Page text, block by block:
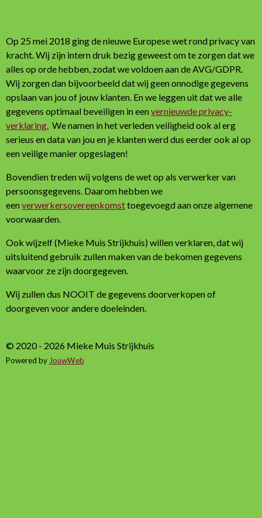
Op 25 mei 2018 ging de nieuwe Europese wet rond privacy van
kracht. Wij zijn intern druk bezig geweest om te zorgen dat we
alles op orde hebben, zodat we voldoen aan de AVG/GDPR.
Wij zorgen dan bijvoorbeeld dat wij geen onnodige gegevens
opslaan van jou of jouw klanten. En we leggen uit dat we alle
gegevens optimaal beveiligen in eenvernieuwde privacy-
verklaring. We namen in het verleden veiligheid ook al erg
serieus en data van jou en je klanten werd dus eerder ook al op
een veilige manier opgeslagen!
Bovendien treden wij volgens de wet op als verwerker van
persoonsgegevens. Daarom hebben we
eenverwerkersovereenkomsttoegevoegd aan onze algemene
voorwaarden.
Ook wijzelf (Mieke Muis Strijkhuis) willen verklaren, dat wij
uitsluitend gebruik zullen maken van de bekomen gegevens
waarvoor ze zijn doorgegeven.
Wij zullen dus NOOIT de gegevens doorverkopen of
doorgeven voor andere doeleinden.
© 2020 - 2026 Mieke Muis Strijkhuis
Powered by JouwWeb